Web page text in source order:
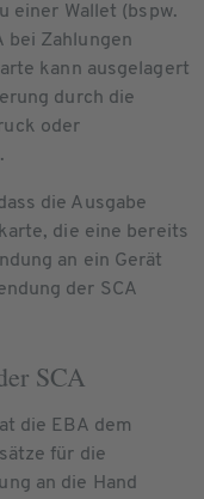
einer Wallet (bspw.
bei Zahlungen
kann ausgelagert
durch die
oder
die Ausgabe
die eine bereits
an ein Gerät
der SCA
SCA
die EBA dem
für die
an die Hand